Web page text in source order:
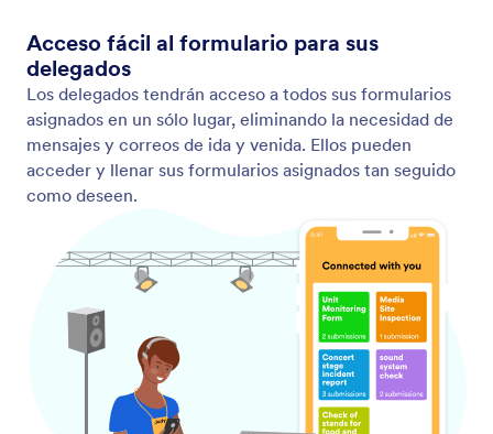
Emails recordatorios
Envíe emails recordatorios automáticos a las
personas que necesitan llenar sus formularios en
línea. Añada destinatarios, personalice el contenido
del email, configure una horario y más — no se
requiere codificación.